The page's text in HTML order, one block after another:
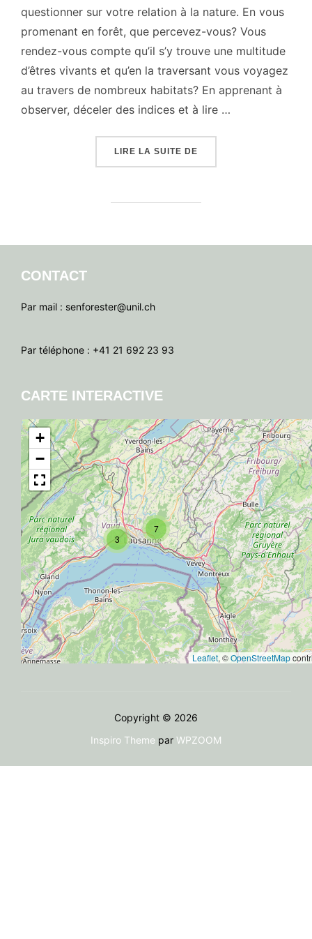
questionner sur votre relation à la nature. En vous
promenant en forêt, que percevez-vous? Vous
rendez-vous compte qu’il s’y trouve une multitude
d’êtres vivants et qu’en la traversant vous voyagez
au travers de nombreux habitats? En apprenant à
observer, déceler des indices et à lire …
LIRE LA SUITE DE
CONTACT
Par mail : senforester@unil.ch
Par téléphone : +41 21 692 23 93
CARTE INTERACTIVE
7
3
+
−
Leaflet, ©OpenStreetMap
Copyright © 2026
Inspiro Theme par WPZOOM